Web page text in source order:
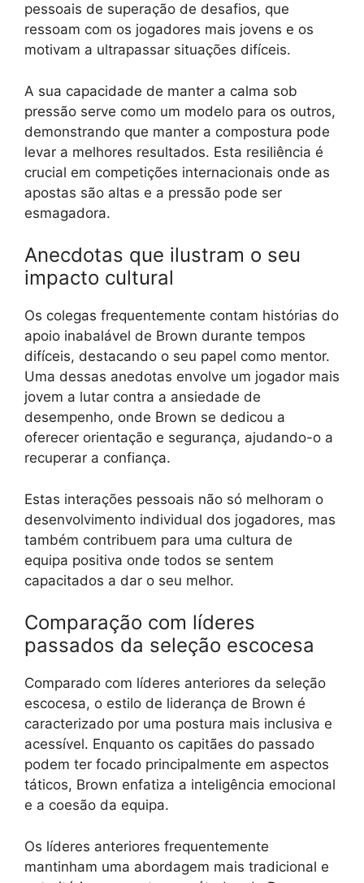
pessoais de superação de desafios, que
ressoam com os jogadores mais jovens e os
motivam a ultrapassar situações difíceis.
A sua capacidade de manter a calma sob
pressão serve como um modelo para os outros,
demonstrando que manter a compostura pode
levar a melhores resultados. Esta resiliência é
crucial em competições internacionais onde as
apostas são altas e a pressão pode ser
esmagadora.
Anecdotas que ilustram o seu
impacto cultural
Os colegas frequentemente contam histórias do
apoio inabalável de Brown durante tempos
difíceis, destacando o seu papel como mentor.
Uma dessas anedotas envolve um jogador mais
jovem a lutar contra a ansiedade de
desempenho, onde Brown se dedicou a
oferecer orientação e segurança, ajudando-o a
recuperar a confiança.
Estas interações pessoais não só melhoram o
desenvolvimento individual dos jogadores, mas
também contribuem para uma cultura de
equipa positiva onde todos se sentem
capacitados a dar o seu melhor.
Comparação com líderes
passados da seleção escocesa
Comparado com líderes anteriores da seleção
escocesa, o estilo de liderança de Brown é
caracterizado por uma postura mais inclusiva e
acessível. Enquanto os capitães do passado
podem ter focado principalmente em aspectos
táticos, Brown enfatiza a inteligência emocional
e a coesão da equipa.
Os líderes anteriores frequentemente
mantinham uma abordagem mais tradicional e